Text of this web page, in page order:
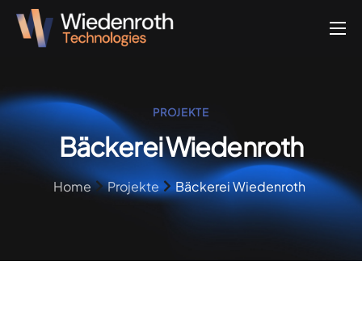
Projekte
Leistungen
Kontakt
PROJEKTE
Bäckerei Wiedenroth
Home Projekte Bäckerei Wiedenroth